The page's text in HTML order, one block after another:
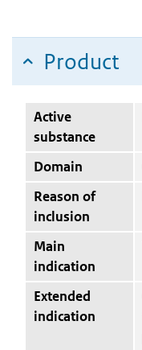
Product
Active
substance
Domain
Reason of
inclusion
Main
indication
Extended
indication